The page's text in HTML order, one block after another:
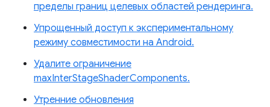
пределы границ целевых областей рендеринга.
Упрощенный доступ к экспериментальному
режиму совместимости на Android.
Удалите ограничение
maxInterStageShaderComponents.
Утренние обновления